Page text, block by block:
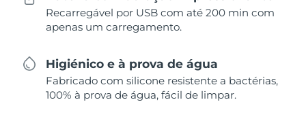
Recarregável por USB com até 200 min com
apenas um carregamento.
Higiénico e à prova de água
Fabricado com silicone resistente a bactérias,
100% à prova de água, fácil de limpar.